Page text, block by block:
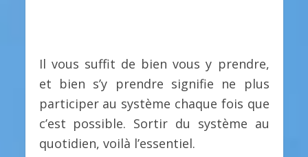
Il vous suffit de bien vous y prendre,
et bien s’y prendre signifie ne plus
participer au système chaque fois que
c’est possible. Sortir du système au
quotidien, voilà l’essentiel.